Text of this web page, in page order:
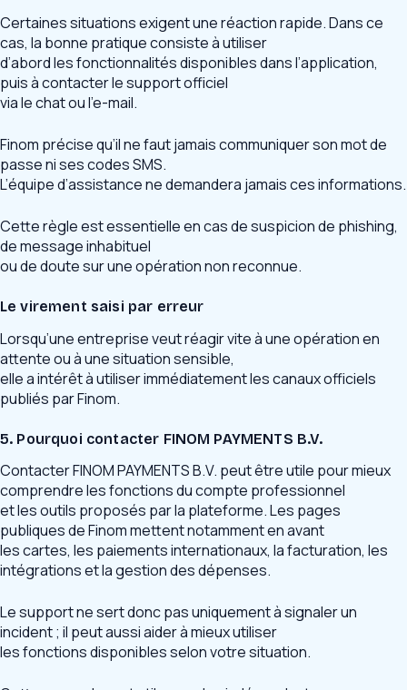
Certaines situations exigent une réaction rapide. Dans ce
cas, la bonne pratique consiste à utiliser
d’abord les fonctionnalités disponibles dans l’application,
puis à contacter le support officiel
via le chat ou l’e-mail.
Finom précise qu’il ne faut jamais communiquer son mot de
passe ni ses codes SMS.
L’équipe d’assistance ne demandera jamais ces informations.
Cette règle est essentielle en cas de suspicion de phishing,
de message inhabituel
ou de doute sur une opération non reconnue.
Le virement saisi par erreur
Lorsqu’une entreprise veut réagir vite à une opération en
attente ou à une situation sensible,
elle a intérêt à utiliser immédiatement les canaux officiels
publiés par Finom.
5. Pourquoi contacter FINOM PAYMENTS B.V.
Contacter FINOM PAYMENTS B.V. peut être utile pour mieux
comprendre les fonctions du compte professionnel
et les outils proposés par la plateforme. Les pages
publiques de Finom mettent notamment en avant
les cartes, les paiements internationaux, la facturation, les
intégrations et la gestion des dépenses.
Le support ne sert donc pas uniquement à signaler un
incident ; il peut aussi aider à mieux utiliser
les fonctions disponibles selon votre situation.